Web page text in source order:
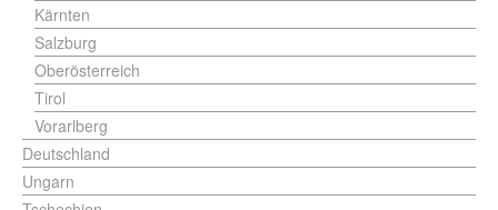
Kärnten
Salzburg
Oberösterreich
Tirol
Vorarlberg
Deutschland
Ungarn